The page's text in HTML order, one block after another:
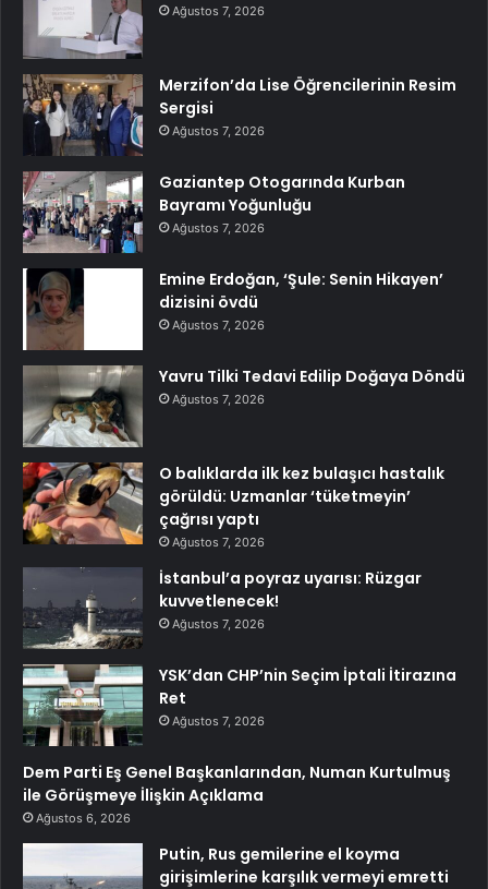
Ağustos 7, 2026
Merzifon’da Lise Öğrencilerinin Resim
Sergisi
Ağustos 7, 2026
Gaziantep Otogarında Kurban
Bayramı Yoğunluğu
Ağustos 7, 2026
Emine Erdoğan, ‘Şule: Senin Hikayen’
dizisini övdü
Ağustos 7, 2026
Yavru Tilki Tedavi Edilip Doğaya Döndü
Ağustos 7, 2026
O balıklarda ilk kez bulaşıcı hastalık
görüldü: Uzmanlar ‘tüketmeyin’
çağrısı yaptı
Ağustos 7, 2026
İstanbul’a poyraz uyarısı: Rüzgar
kuvvetlenecek!
Ağustos 7, 2026
YSK’dan CHP’nin Seçim İptali İtirazına
Ret
Ağustos 7, 2026
Dem Parti Eş Genel Başkanlarından, Numan Kurtulmuş
ile Görüşmeye İlişkin Açıklama
Ağustos 6, 2026
Putin, Rus gemilerine el koyma
girişimlerine karşılık vermeyi emretti